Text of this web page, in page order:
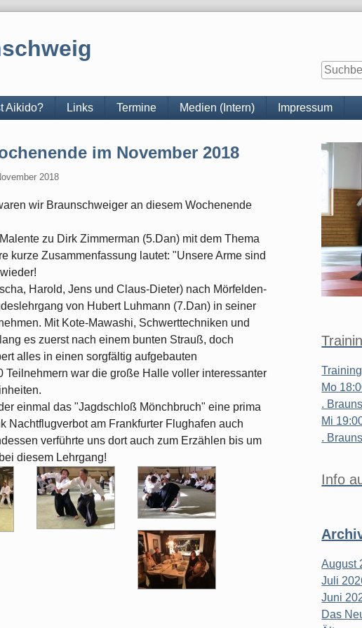
Aikido? Links Termine Medien (Intern) Impressum
im November 2018
2018
wir Braunschweiger an diesem Wochenende
zu Dirk Zimmerman (5.Dan) mit dem Thema
kurze Zusammenfassung lautet: "Unsere Arme sind
Harold, Jens und Claus-Dieter) nach Mörfelden-
von Hubert Luhmann (7.Dan) in seiner
Mit Kote-Mawashi, Schwerttechniken und
es zuerst nach einem bunten Strauß, doch
alles in einen sorgfältig aufgebauten
Teilnehmern war die große Halle voller interessanter
einmal das "Jagdschloß Mönchbruch" eine prima
Nachtflugverbot am Frankfurter Flughafen auch
verführte uns dort auch zum Erzählen bis um
diesem Lehrgang!
Mo
.
Mi
.
Info
August
Juli
Juni
Das